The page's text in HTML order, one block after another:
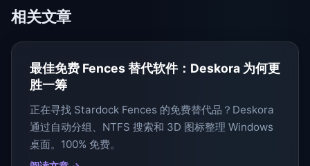
相关文章
最佳免费 Fences 替代软件：Deskora 为何更
胜一筹
正在寻找 Stardock Fences 的免费替代品？Deskora
通过自动分组、NTFS 搜索和 3D 图标整理 Windows
桌面。100% 免费。